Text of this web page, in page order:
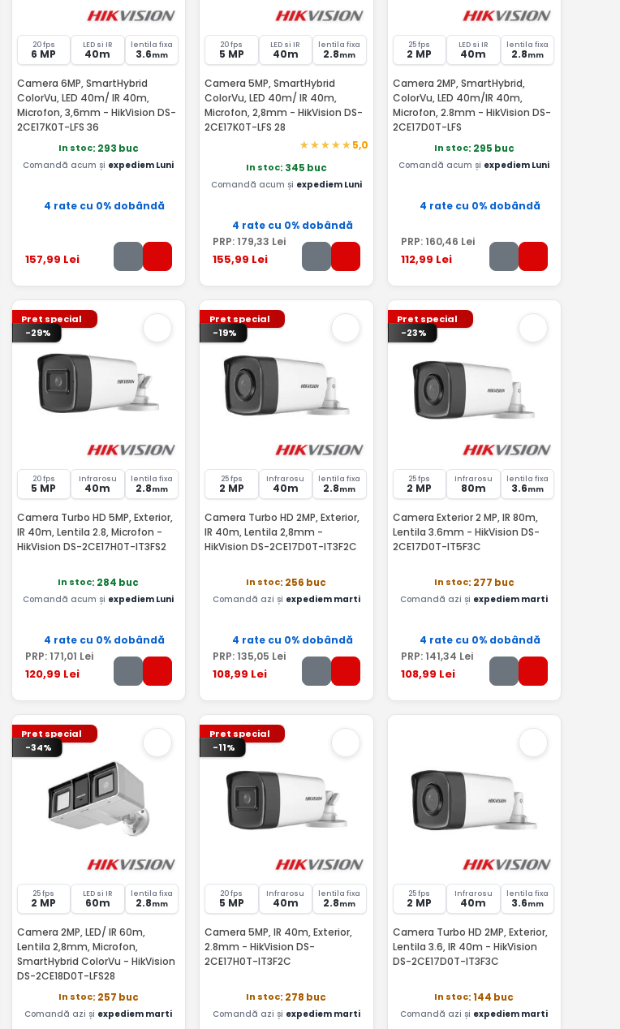
20 fps
6 MP
LED si IR
40m
lentila fixa
3.6mm
Camera 6MP, SmartHybrid
ColorVu, LED 40m/ IR 40m,
Microfon, 3,6mm - HikVision DS-
2CE17K0T-LFS 36
In stoc: 293 buc
Comandă acum și expediem Luni
4 rate cu 0% dobândă
157,99 Lei
20 fps
5 MP
LED si IR
40m
lentila fixa
2.8mm
Camera 5MP, SmartHybrid
ColorVu, LED 40m/ IR 40m,
Microfon, 2,8mm - HikVision DS-
2CE17K0T-LFS 28
5,0
In stoc: 345 buc
Comandă acum și expediem Luni
4 rate cu 0% dobândă
PRP: 179,33 Lei
155,99 Lei
25 fps
2 MP
LED si IR
40m
lentila fixa
2.8mm
Camera 2MP, SmartHybrid,
ColorVu, LED 40m/IR 40m,
Microfon, 2.8mm - HikVision DS-
2CE17D0T-LFS
In stoc: 295 buc
Comandă acum și expediem Luni
4 rate cu 0% dobândă
PRP: 160,46 Lei
112,99 Lei
Pret special
-29%
20 fps
5 MP
Infrarosu
40m
lentila fixa
2.8mm
Camera Turbo HD 5MP, Exterior,
IR 40m, Lentila 2.8, Microfon -
HikVision DS-2CE17H0T-IT3FS2
In stoc: 284 buc
Comandă acum și expediem Luni
4 rate cu 0% dobândă
PRP: 171,01 Lei
120,99 Lei
Pret special
-19%
25 fps
2 MP
Infrarosu
40m
lentila fixa
2.8mm
Camera Turbo HD 2MP, Exterior,
IR 40m, Lentila 2,8mm -
HikVision DS-2CE17D0T-IT3F2C
In stoc: 256 buc
Comandă azi și expediem marti
4 rate cu 0% dobândă
PRP: 135,05 Lei
108,99 Lei
Pret special
-23%
25 fps
2 MP
Infrarosu
80m
lentila fixa
3.6mm
Camera Exterior 2 MP, IR 80m,
Lentila 3.6mm - HikVision DS-
2CE17D0T-IT5F3C
In stoc: 277 buc
Comandă azi și expediem marti
4 rate cu 0% dobândă
PRP: 141,34 Lei
108,99 Lei
Pret special
-34%
25 fps
2 MP
LED si IR
60m
lentila fixa
2.8mm
Camera 2MP, LED/ IR 60m,
Lentila 2,8mm, Microfon,
SmartHybrid ColorVu - HikVision
DS-2CE18D0T-LFS28
In stoc: 257 buc
Comandă azi și expediem marti
Pret special
-11%
20 fps
5 MP
Infrarosu
40m
lentila fixa
2.8mm
Camera 5MP, IR 40m, Exterior,
2.8mm - HikVision DS-
2CE17H0T-IT3F2C
In stoc: 278 buc
Comandă azi și expediem marti
25 fps
2 MP
Infrarosu
40m
lentila fixa
3.6mm
Camera Turbo HD 2MP, Exterior,
Lentila 3.6, IR 40m - HikVision
DS-2CE17D0T-IT3F3C
In stoc: 144 buc
Comandă azi și expediem marti